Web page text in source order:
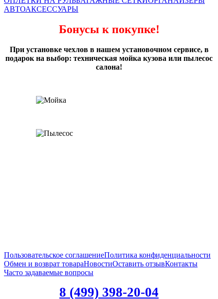
АВТОАКСЕССУАРЫ
Бонусы к покупке!
При установке чехлов в нашем установочном сервисе, в
подарок на выбор: техническая мойка кузова или пылесос
салона!
Пользовательское соглашениеПолитика конфиденциальности
Обмен и возврат товараНовостиОставить отзывКонтакты
Часто задаваемые вопросы
8 (499) 398-20-04